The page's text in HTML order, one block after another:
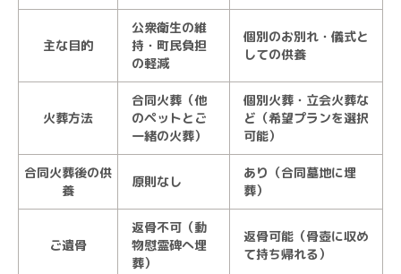
主な目的
公衆衛生の維
持・町民負担
の軽減
個別のお別れ・儀式と
しての供養
火葬方法
合同火葬（他
のペットとご
一緒の火葬）
個別火葬・立会火葬な
ど（希望プランを選択
可能）
合同火葬後の供
養
原則なし
あり（合同墓地に埋
葬）
ご遺骨
返骨不可（動
物慰霊碑へ埋
葬）
返骨可能（骨壺に収め
て持ち帰れる）